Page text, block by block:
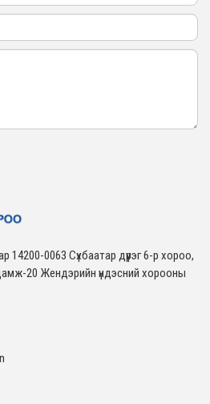
14200-0063 Сүхбаатар дүүрэг 6-р хороо,
20 Жендэрийн үндэсний хорооны